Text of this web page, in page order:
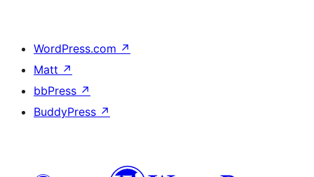
WordPress.com ↗
Matt ↗
bbPress ↗
BuddyPress ↗